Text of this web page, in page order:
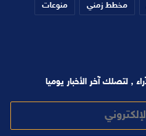
مخطط زمني منوعات
, لتصلك آخر الأخبار يوميا